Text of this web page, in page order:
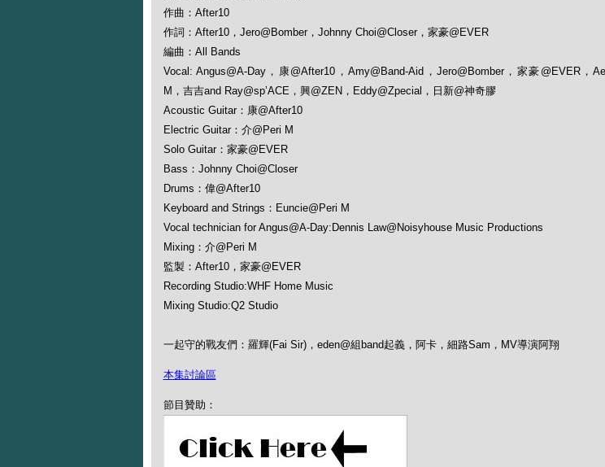
作曲：After10
作詞：After10，Jero@Bomber，Johnny Choi@Closer，家豪@EVER
編曲：All Bands
Vocal: Angus@A-Day，康@After10，Amy@Band-Aid，Jero@­Bomber，家豪@EVER，
M，吉吉and Ray@sp’ACE，興@ZEN，Eddy@Zpecial，日新@神奇膠
Acoustic Guitar：康@After10
Electric Guitar：介@Peri M
Solo Guitar：家豪@EVER
Bass：Johnny Choi@Closer
Drums：偉@After10
Keyboard and Strings：Euncie@Peri M
Vocal technician for Angus@A-Day:Dennis Law@Noisyhouse Music Productions
Mixing：介@Peri M
監製：After10，家豪@EVER
Recording Studio:WHF Home Music
Mixing Studio:Q2 Studio
一起守的戰友們：羅輝(Fai Sir)，eden@組band起義，阿卡，細路Sam，MV導演阿翔
本集討論區
節目贊助：